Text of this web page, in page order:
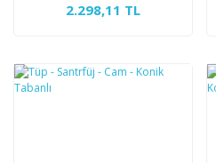
2.298,11 TL